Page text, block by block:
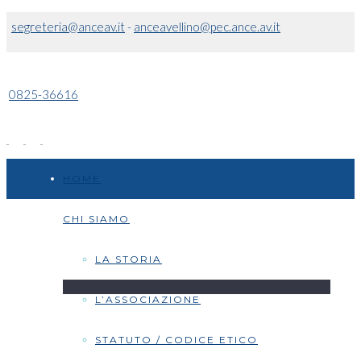
segreteria@anceav.it- anceavellino@pec.ance.av.it
0825-36616
CHI SIAMO
LA STORIA
L’ASSOCIAZIONE
STATUTO / CODICE ETICO